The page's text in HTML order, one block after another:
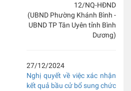
12/NQ-HĐND
(UBND Phường Khánh Bình -
UBND TP Tân Uyên tỉnh Bình
Dương)
27/12/2024
Nghị quyết về việc xác nhận
kết quả bầu cử bổ sung chức